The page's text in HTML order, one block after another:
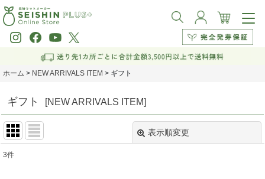
ホーム > NEW ARRIVALS ITEM > ギフト
ギフト [NEW ARRIVALS ITEM]
表示順変更
3件